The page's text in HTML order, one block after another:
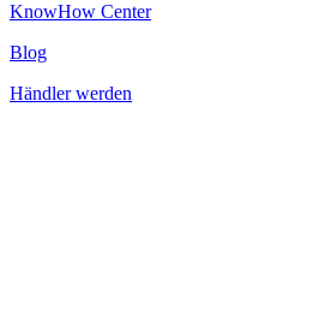
KnowHow Center
Blog
Händler werden